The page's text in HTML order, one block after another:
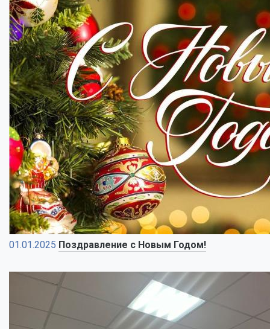
01.01.2025 Поздравление с Новым Годом!